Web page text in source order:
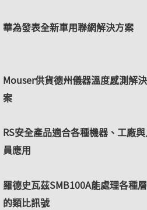
華為發表全新車用聯網解決方案
Mouser供貨德州儀器溫度感測解
案
RS安全產品適合各種機器、工廠
員應用
羅德史瓦茲SMB100A能處理各種
的類比訊號